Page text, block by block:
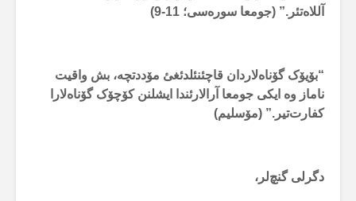
آللاەتئر.” (جومعا سورەسی؛ 11-9)
“بۆیۆک گۆناەلاردان قاچئنئلدئغئ مۆددتچە، بش واقیت
ناماز وە ایکی جومعا آرالارئندا ایشلنن کۆچۆک گۆناەلارا
کفارت‌تیر.” (مۆسلیم)
دگرلی گنچ‌لر،